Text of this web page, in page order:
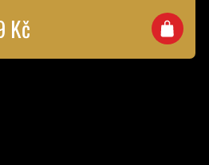
Kč